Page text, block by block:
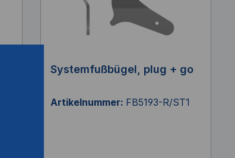
Systemfußbügel, plug + go
Artikelnummer: FB5193-R/ST1